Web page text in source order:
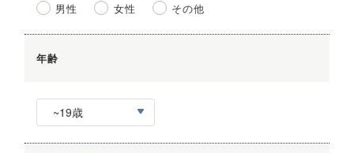
男性 女性 その他
年齢